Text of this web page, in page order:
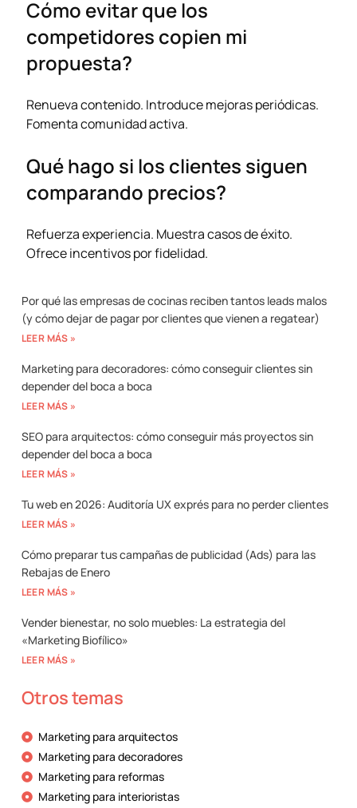
Cómo evitar que los
competidores copien mi
propuesta?
Renueva contenido. Introduce mejoras periódicas.
Fomenta comunidad activa.
Qué hago si los clientes siguen
comparando precios?
Refuerza experiencia. Muestra casos de éxito.
Ofrece incentivos por fidelidad.
Por qué las empresas de cocinas reciben tantos leads malos
(y cómo dejar de pagar por clientes que vienen a regatear)
LEER MÁS »
Marketing para decoradores: cómo conseguir clientes sin
depender del boca a boca
LEER MÁS »
SEO para arquitectos: cómo conseguir más proyectos sin
depender del boca a boca
LEER MÁS »
Tu web en 2026: Auditoría UX exprés para no perder clientes
LEER MÁS »
Cómo preparar tus campañas de publicidad (Ads) para las
Rebajas de Enero
LEER MÁS »
Vender bienestar, no solo muebles: La estrategia del
«Marketing Biofílico»
LEER MÁS »
Otros temas
Marketing para arquitectos
Marketing para decoradores
Marketing para reformas
Marketing para interioristas